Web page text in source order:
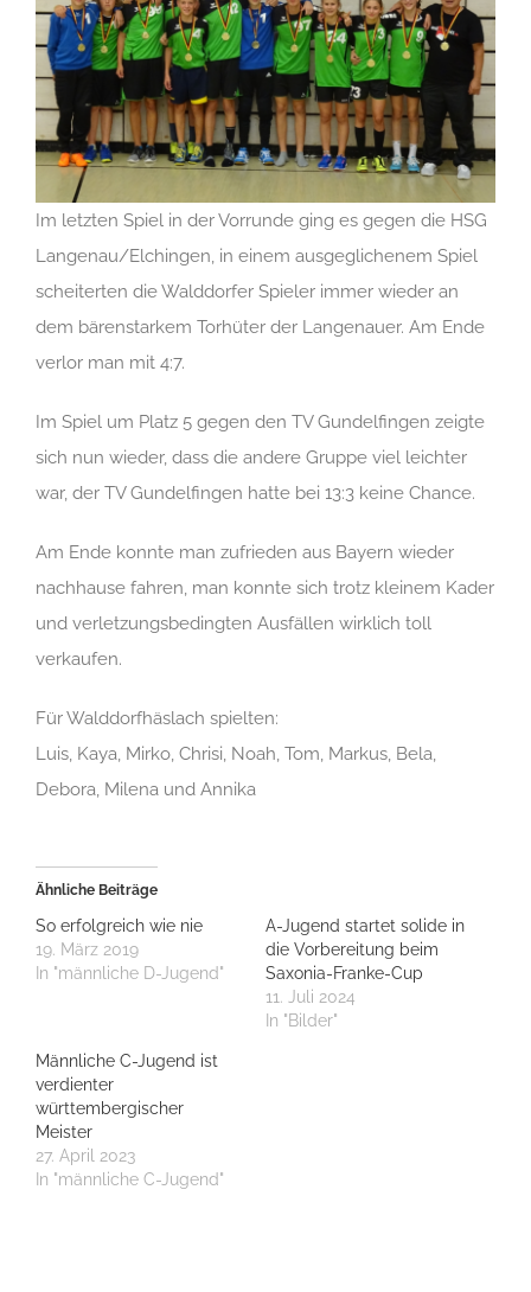
Im letzten Spiel in der Vorrunde ging es gegen die HSG
Langenau/Elchingen, in einem ausgeglichenem Spiel
scheiterten die Walddorfer Spieler immer wieder an
dem bärenstarkem Torhüter der Langenauer. Am Ende
verlor man mit 4:7.
Im Spiel um Platz 5 gegen den TV Gundelfingen zeigte
sich nun wieder, dass die andere Gruppe viel leichter
war, der TV Gundelfingen hatte bei 13:3 keine Chance.
Am Ende konnte man zufrieden aus Bayern wieder
nachhause fahren, man konnte sich trotz kleinem Kader
und verletzungsbedingten Ausfällen wirklich toll
verkaufen.
Für Walddorfhäslach spielten:
Luis, Kaya, Mirko, Chrisi, Noah, Tom, Markus, Bela,
Debora, Milena und Annika
Ähnliche Beiträge
So erfolgreich wie nie
19. März 2019
In "männliche D-Jugend"
A-Jugend startet solide in
die Vorbereitung beim
Saxonia-Franke-Cup
11. Juli 2024
In "Bilder"
Männliche C-Jugend ist
verdienter
württembergischer
Meister
27. April 2023
In "männliche C-Jugend"